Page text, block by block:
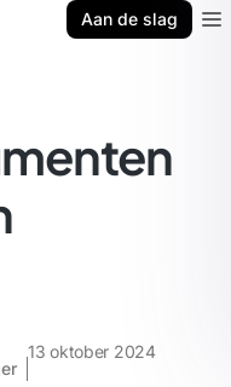
Aan de slag
13 oktober 2024